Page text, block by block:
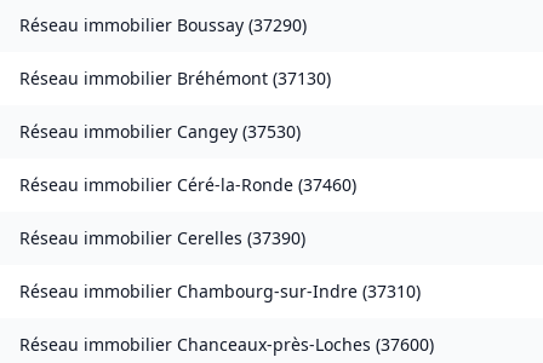
Réseau immobilier Boussay (37290)
Réseau immobilier Bréhémont (37130)
Réseau immobilier Cangey (37530)
Réseau immobilier Céré-la-Ronde (37460)
Réseau immobilier Cerelles (37390)
Réseau immobilier Chambourg-sur-Indre (37310)
Réseau immobilier Chanceaux-près-Loches (37600)